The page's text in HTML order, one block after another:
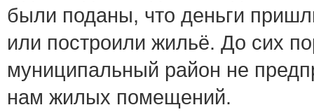
были поданы, что деньги
или построили жильё. До сих
муниципальный район не
нам жилых помещений.